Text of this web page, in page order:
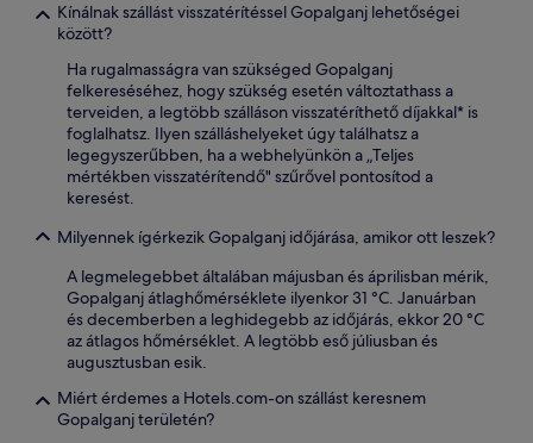
Kínálnak szállást visszatérítéssel Gopalganj lehetőségei
között?
Ha rugalmasságra van szükséged Gopalganj
felkereséséhez, hogy szükség esetén változtathass a
terveiden, a legtöbb szálláson visszatéríthető díjakkal* is
foglalhatsz. Ilyen szálláshelyeket úgy találhatsz a
legegyszerűbben, ha a webhelyünkön a „Teljes
mértékben visszatérítendő" szűrővel pontosítod a
keresést.
Milyennek ígérkezik Gopalganj időjárása, amikor ott leszek?
A legmelegebbet általában májusban és áprilisban mérik,
Gopalganj átlaghőmérséklete ilyenkor 31 °C. Januárban
és decemberben a leghidegebb az időjárás, ekkor 20 °C
az átlagos hőmérséklet. A legtöbb eső júliusban és
augusztusban esik.
Miért érdemes a Hotels.com-on szállást keresnem
Gopalganj területén?